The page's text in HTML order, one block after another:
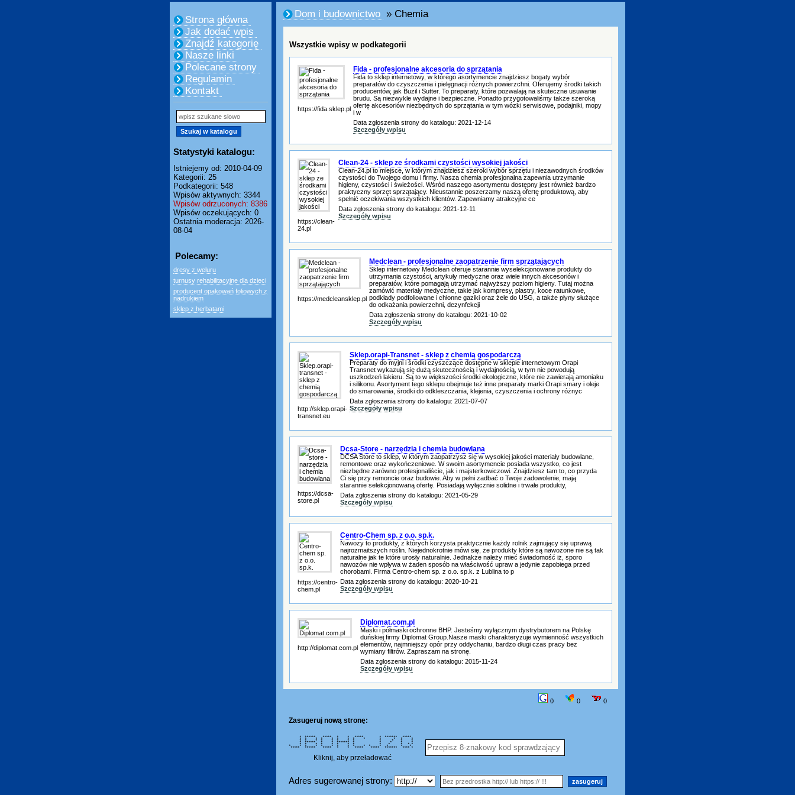
Strona główna
Jak dodać wpis
Znajdź kategorię
Nasze linki
Polecane strony
Regulamin
Kontakt
Statystyki katalogu:
Istniejemy od: 2010-04-09
Kategorii: 25
Podkategorii: 548
Wpisów aktywnych: 3344
Wpisów odrzuconych: 8386
Wpisów oczekujących: 0
Ostatnia moderacja: 2026-
08-04
Polecamy:
dresy z weluru
turnusy rehabilitacyjne dla dzieci
producent opakowań foliowych z
nadrukiem
sklep z herbatami
Dom i budownictwo » Chemia
Wszystkie wpisy w podkategorii
https://fida.sklep.pl
Fida - profesjonalne akcesoria do sprzątania
Fida to sklep internetowy, w którego asortymencie znajdziesz bogaty wybór
preparatów do czyszczenia i pielęgnacji różnych powierzchni. Oferujemy środki takich
producentów, jak Buzil i Sutter. To preparaty, które pozwalają na skuteczne usuwanie
brudu. Są niezwykle wydajne i bezpieczne. Ponadto przygotowaliśmy także szeroką
ofertę akcesoriów niezbędnych do sprzątania w tym wózki serwisowe, podajniki, mopy
i w
Data zgłoszenia strony do katalogu: 2021-12-14
Szczegóły wpisu
https://clean-
24.pl
Clean-24 - sklep ze środkami czystości wysokiej jakości
Clean-24.pl to miejsce, w którym znajdziesz szeroki wybór sprzętu i niezawodnych środków
czystości do Twojego domu i firmy. Nasza chemia profesjonalna zapewnia utrzymanie
higieny, czystości i świeżości. Wśród naszego asortymentu dostępny jest również bardzo
praktyczny sprzęt sprzątający. Nieustannie poszerzamy naszą ofertę produktową, aby
spełnić oczekiwania wszystkich klientów. Zapewniamy atrakcyjne ce
Data zgłoszenia strony do katalogu: 2021-12-11
Szczegóły wpisu
https://medcleansklep.pl
Medclean - profesjonalne zaopatrzenie firm sprzątających
Sklep internetowy Medclean oferuje starannie wyselekcjonowane produkty do
utrzymania czystości, artykuły medyczne oraz wiele innych akcesoriów i
preparatów, które pomagają utrzymać najwyższy poziom higieny. Tutaj można
zamówić materiały medyczne, takie jak kompresy, plastry, koce ratunkowe,
podkłady podfoliowane i chłonne gaziki oraz żele do USG, a także płyny służące
do odkażania powierzchni, dezynfekcji
Data zgłoszenia strony do katalogu: 2021-10-02
Szczegóły wpisu
http://sklep.orapi-
transnet.eu
Sklep.orapi-Transnet - sklep z chemią gospodarczą
Preparaty do myjni i środki czyszczące dostępne w sklepie internetowym Orapi
Transnet wykazują się dużą skutecznością i wydajnością, w tym nie powodują
uszkodzeń lakieru. Są to w większości środki ekologiczne, które nie zawierają amoniaku
i silikonu. Asortyment tego sklepu obejmuje też inne preparaty marki Orapi smary i oleje
do smarowania, środki do odkleszczania, klejenia, czyszczenia i ochrony różnyc
Data zgłoszenia strony do katalogu: 2021-07-07
Szczegóły wpisu
https://dcsa-
store.pl
Dcsa-Store - narzędzia i chemia budowlana
DCSA Store to sklep, w którym zaopatrzysz się w wysokiej jakości materiały budowlane,
remontowe oraz wykończeniowe. W swoim asortymencie posiada wszystko, co jest
niezbędne zarówno profesjonaliście, jak i majsterkowiczowi. Znajdziesz tam to, co przyda
Ci się przy remoncie oraz budowie. Aby w pełni zadbać o Twoje zadowolenie, mają
starannie selekcjonowaną ofertę. Posiadają wyłącznie solidne i trwałe produkty,
Data zgłoszenia strony do katalogu: 2021-05-29
Szczegóły wpisu
https://centro-
chem.pl
Centro-Chem sp. z o.o. sp.k.
Nawozy to produkty, z których korzysta praktycznie każdy rolnik zajmujący się uprawą
najrozmaitszych roślin. Niejednokrotnie mówi się, że produkty które są nawożone nie są tak
naturalne jak te które urosły naturalnie. Jednakże należy mieć świadomość iż, sporo
nawozów nie wpływa w żaden sposób na właściwość upraw a jedynie zapobiega przed
chorobami. Firma Centro-chem sp. z o.o. sp.k. z Lublina to p
Data zgłoszenia strony do katalogu: 2020-10-21
Szczegóły wpisu
http://diplomat.com.pl
Diplomat.com.pl
Maski i półmaski ochronne BHP. Jesteśmy wyłącznym dystrybutorem na Polskę
duńskiej firmy Diplomat Group.Nasze maski charakteryzuje wymienność wszystkich
elementów, najmniejszy opór przy oddychaniu, bardzo długi czas pracy bez
wymiany filtrów. Zapraszam na stronę.
Data zgłoszenia strony do katalogu: 2015-11-24
Szczegóły wpisu
0 0 0
Zasugeruj nową stronę:
* ****** ***** * * ***** * ******* *****
* * * * * * * * * * * * *
* * * * * * * * * * * *
* ****** * * ******* * * * * *
* * * * * * * * * * * * *
* * * * * * * * * * * * * * *
***** ****** ***** * * ***** ***** ******* **** *
Kliknij, aby przeładować
Adres sugerowanej strony: